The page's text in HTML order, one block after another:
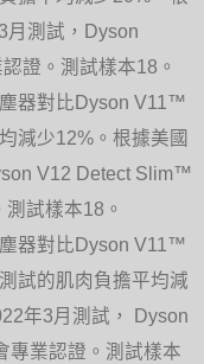
月測試，Dyson
證。測試樣本18。
器對比Dyson V11™
減少12%。根據美國
V12 Detect Slim™
試樣本18。
器對比Dyson V11™
試的肌肉負擔平均減
年3月測試， Dyson
業認證。測試樣本